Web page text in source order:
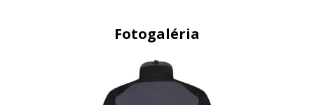
Fotogaléria